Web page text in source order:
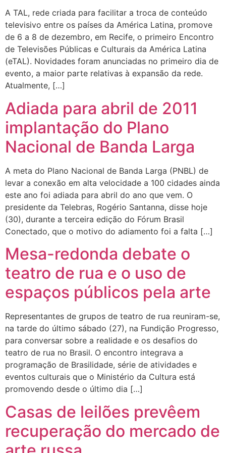
A TAL, rede criada para facilitar a troca de conteúdo
televisivo entre os países da América Latina, promove
de 6 a 8 de dezembro, em Recife, o primeiro Encontro
de Televisões Públicas e Culturais da América Latina
(eTAL). Novidades foram anunciadas no primeiro dia de
evento, a maior parte relativas à expansão da rede.
Atualmente, […]
Adiada para abril de 2011
implantação do Plano
Nacional de Banda Larga
A meta do Plano Nacional de Banda Larga (PNBL) de
levar a conexão em alta velocidade a 100 cidades ainda
este ano foi adiada para abril do ano que vem. O
presidente da Telebras, Rogério Santanna, disse hoje
(30), durante a terceira edição do Fórum Brasil
Conectado, que o motivo do adiamento foi a falta […]
Mesa-redonda debate o
teatro de rua e o uso de
espaços públicos pela arte
Representantes de grupos de teatro de rua reuniram-se,
na tarde do último sábado (27), na Fundição Progresso,
para conversar sobre a realidade e os desafios do
teatro de rua no Brasil. O encontro integrava a
programação de Brasilidade, série de atividades e
eventos culturais que o Ministério da Cultura está
promovendo desde o último dia […]
Casas de leilões prevêem
recuperação do mercado de